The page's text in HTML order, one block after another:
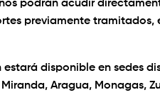
podrán acudir
previamente tramitados,
disponible en sedes
Aragua, Monagas,